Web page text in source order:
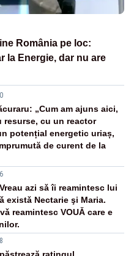
România pe loc:
la Energie, dar nu are
„Cum am ajuns aici,
resurse, cu un reactor
potențial energetic uriaș,
de curent de la
azi sǎ îi reamintesc lui
existǎ Nectarie şi Maria.
reamintesc VOUǍ care e
ratingul